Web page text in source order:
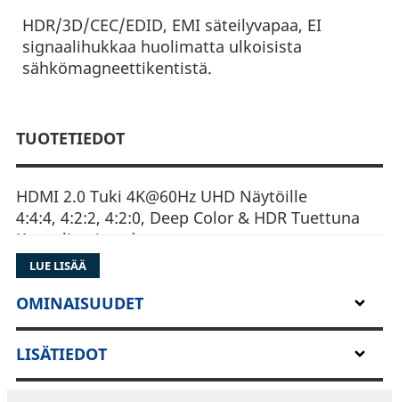
HDR/3D/CEC/EDID, EMI säteilyvapaa, EI
signaalihukkaa huolimatta ulkoisista
sähkömagneettikentistä.
TUOTETIEDOT
HDMI 2.0 Tuki 4K@60Hz UHD Näytöille
4:4:4, 4:2:2, 4:2:0, Deep Color & HDR Tuettuna
Kaapelin pituudet:
10m/15m/20m/30m/50m/100m
Liitäntä: HDMI Tyyppi A/A
Suurin kaistaleveys 18.2Gbps (6Gbps x 3
kanavaa)
HDCP2.2/3D/CEC/EDID/HDR Tuki
Minimaalisen pieni liitinrakenne kulkee helposti
läpivientikanavista
LUE LISÄÄ
OMINAISUUDET
LISÄTIEDOT